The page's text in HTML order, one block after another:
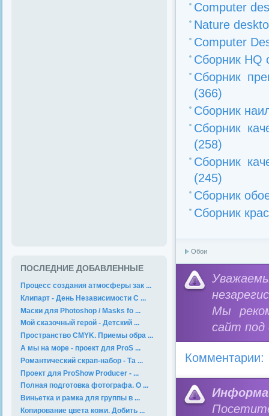
Computer
Nature
Computer
Сборник HQ
Сборник
(366)
Сборник
Сборник
(258)
Сборник
(245)
Сборник
Сборник
Обои
Мы
сайт под
Комментарии:
ПОСЛЕДНИЕ ДОБАВЛЕННЫЕ
Процесс создания атмосферы зак ...
Клипарт - День Независимости С ...
Маски для Photoshop / Masks fo ...
Мой сказочный герой - Детский ...
Пространство CMYK. Приемы обра ...
А мы на море - проект для ProS ...
Романтический скрап-набор - Та ...
Проект для ProShow Producer - ...
Полная подготовка фотографа. О ...
Виньетка и рамка для группы в ...
Копирование цвета кожи. Добить ...